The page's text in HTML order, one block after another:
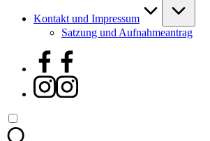
Kontakt und Impressum
Satzung und Aufnahmeantrag
Facebook
Instagram